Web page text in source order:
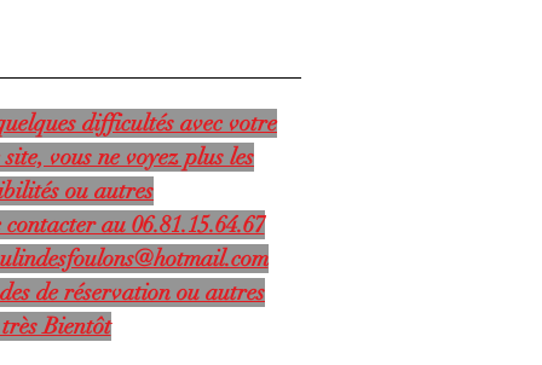
difficultés avec votre
vous ne voyez plus les
ou autres
au 06.81.15.64.67
de réservation ou autres
Bientôt